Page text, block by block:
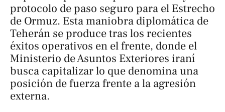
protocolo de paso seguro para el Estrecho
de Ormuz. Esta maniobra diplomática de
Teherán se produce tras los recientes
éxitos operativos en el frente, donde el
Ministerio de Asuntos Exteriores iraní
busca capitalizar lo que denomina una
posición de fuerza frente a la agresión
externa.